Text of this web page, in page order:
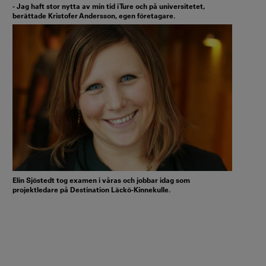
- Jag haft stor nytta av min tid i Ture och på universitetet,
berättade Kristofer Andersson, egen företagare.
Elin Sjöstedt tog examen i våras och jobbar idag som
projektledare på Destination Läckö-Kinnekulle.